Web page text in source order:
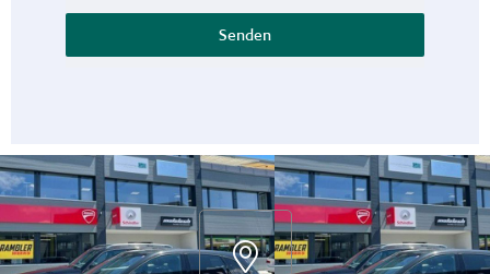
Senden